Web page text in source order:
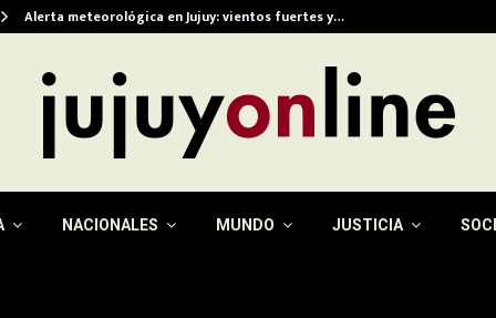
Alerta meteorológica en Jujuy: vientos fuertes y…
NACIONALES MUNDO JUSTICIA